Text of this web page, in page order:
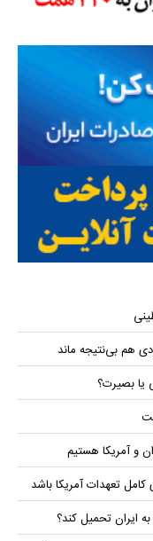
هم بی‌نتیجه ماند
یا بصیرت؟
و آمریکا هستیم
کامل تعهدات آمریکا باشد
به ایران تحمیل کند؟